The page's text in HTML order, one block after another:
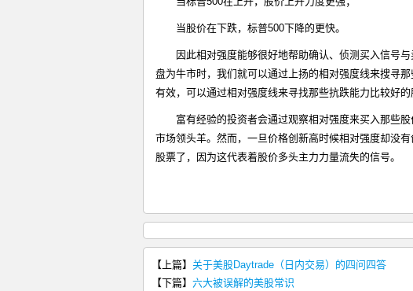
当股价在下跌，标普500下降的更快。
因此相对强度能够很好地帮助确认、侦测买入信号
盘为牛市时，我们就可以通过上扬的相对强度线来搜寻
有效，可以通过相对强度线来寻找那些抗跌能力比较好的
富有经验的投资者会通过观察相对强度来买入那些
市场领头羊。然而，一旦价格创新高时候相对强度却没
股票了，因为这代表着股价多头主力力量流失的信号。
【上篇】 关于美股Daytrade（日内交易）的四问四答
【下篇】 六大被误解的美股常识